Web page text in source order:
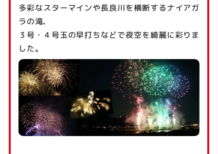
多彩なスターマインや長良川を横断するナイアガ
ラの滝、
３号・４号玉の早打ちなどで夜空を綺麗に彩りま
した。